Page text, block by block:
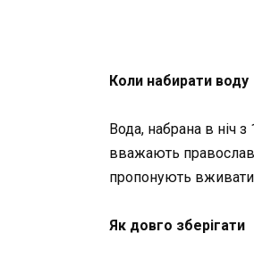
Коли набирати воду
Вода, набрана в ніч
вважають
пропонують
Як довго зберігати